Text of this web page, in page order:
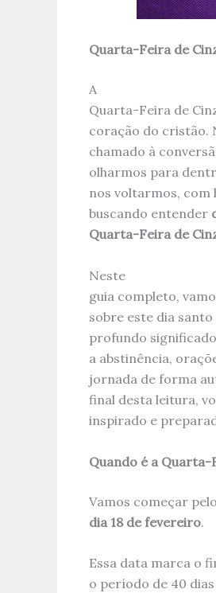
Quarta-Feira de
A
Quarta-Feira de
coração do cristão.
chamado à
olharmos para
nos voltarmos, com
buscando entender
Quarta-Feira de
Neste
guia completo,
sobre este dia
profundo
a abstinência,
jornada de forma
final desta leitura,
inspirado e
Quando é a Quarta-
Vamos começar
dia 18 de fevereiro.
Essa data marca o
o período de 40